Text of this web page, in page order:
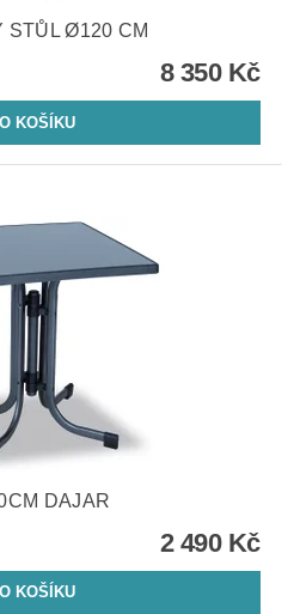
STŮL Ø120 CM
8 350 Kč
DAJAR
2 490 Kč